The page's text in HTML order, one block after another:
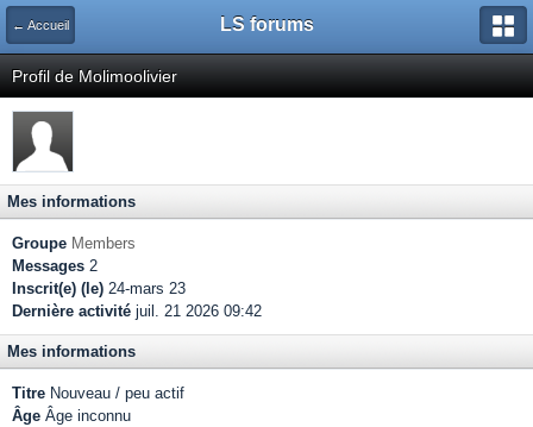
← Accueil LS forums
Profil de Molimoolivier
Mes informations
Groupe Members
Messages 2
Inscrit(e) (le) 24-mars 23
Dernière activité juil. 21 2026 09:42
Mes informations
Titre Nouveau / peu actif
Âge Âge inconnu